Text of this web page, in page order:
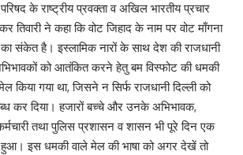
के राष्ट्रीय प्रवक्ता व अखिल भारतीय प्रचार
तिवारी ने कहा कि वोट जिहाद के नाम पर वोट माँगना
संकेत है। इस्लामिक नारों के साथ देश की राजधानी
को आतंकित करने हेतु बम विस्फोट की धमकी
किया गया था, जिसने न सिर्फ राजधानी दिल्ली को
कर दिया। हजारों बच्चे और उनके अभिभावक,
तथा पुलिस प्रशासन व शासन भी पूरे दिन एक
हुआ। इस धमकी वाले मेल की भाषा को अगर देखें तो